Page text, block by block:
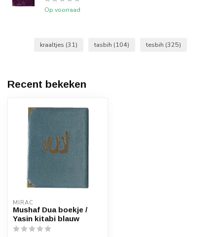
Op voorraad
kraaltjes (31) tasbih (104) tesbih (325)
Recent bekeken
MIRAC
Mushaf Dua boekje /
Yasin kitabi blauw